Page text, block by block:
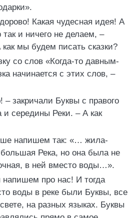
Какая чудесная идея! А
и ничего не делаем, –
мы будем писать сказки?
со слов «Когда-то давным-
начинается с этих слов, –
– закричали Буквы с правого
и середины Реки. – А как
напишем так: «… жила-
Река, но она была не
в ней вместо воды…».
про нас! И тогда
воды в реке были Буквы, все
на разных языках. Буквы